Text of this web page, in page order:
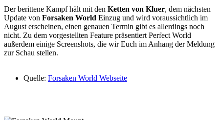
Der berittene Kampf hält mit den Ketten von Kluer, dem nächsten
Update von Forsaken World Einzug und wird voraussichtlich im
August erscheinen, einen genauen Termin gibt es allerdings noch
nicht. Zu dem vorgestellten Feature präsentiert Perfect World
außerdem einige Screenshots, die wir Euch im Anhang der Meldung
zur Schau stellen.
Quelle: Forsaken World Webseite